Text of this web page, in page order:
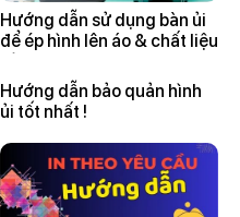
Hướng dẫn sử dụng bàn ủi
để ép hình lên áo & chất liệu
Hướng dẫn bảo quản hình
ủi tốt nhất !